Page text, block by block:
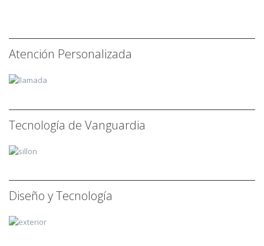
Atención Personalizada
Tecnología de Vanguardia
Diseño y Tecnología